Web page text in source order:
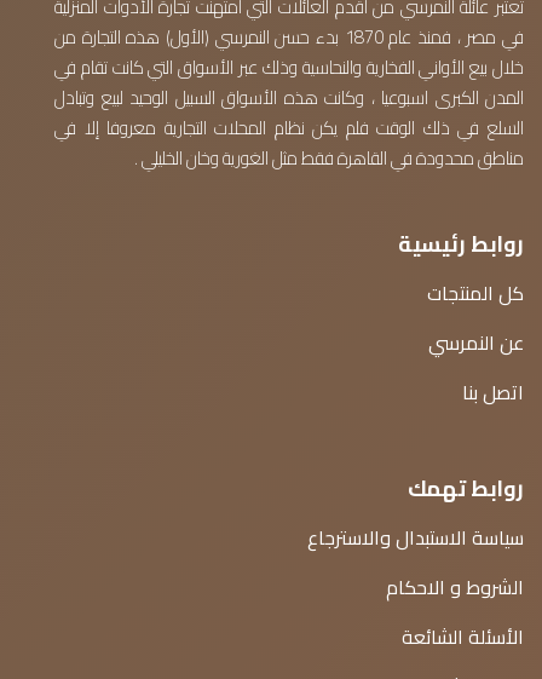
في مصر ، فمنذ عام 1870 بدء حسن النمرسي (الأول) هذه التجارة من
خلال بيع الأواني الفخارية والنحاسية وذلك عبر الأسواق التي كانت تقام في
المدن الكبرى اسبوعيا ، وكانت هذه الأسواق السبيل الوحيد لبيع وتبادل
السلع في ذلك الوقت فلم يكن نظام المحلات التجارية معروفا إلا في
مناطق محدودة في القاهرة فقط مثل الغورية وخان الخليلي .
روابط رئيسية
كل المنتجات
عن النمرسي
اتصل بنا
روابط تهمك
سياسة الاستبدال والاسترجاع
الشروط و الاحكام
الأسئلة الشائعة